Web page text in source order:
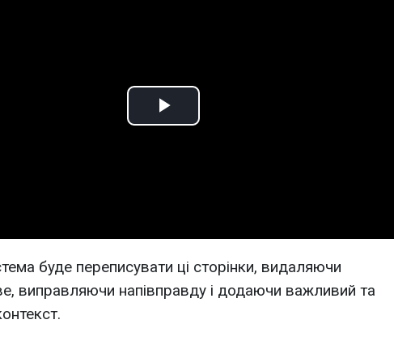
Play
буде переписувати ці сторінки, видаляючи
виправляючи напівправду і додаючи важливий та